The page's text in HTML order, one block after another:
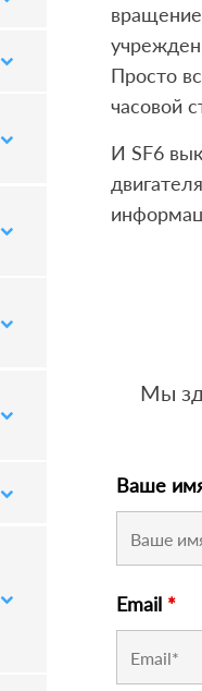
Просто
часовой
И SF6
Мы
Ваше
Email *